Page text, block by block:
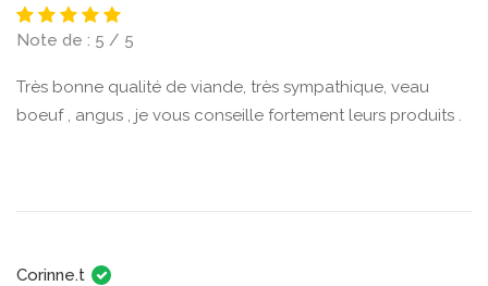
Note de : 5 / 5
Très bonne qualité de viande, très sympathique, veau
boeuf , angus , je vous conseille fortement leurs produits .
Corinne.t